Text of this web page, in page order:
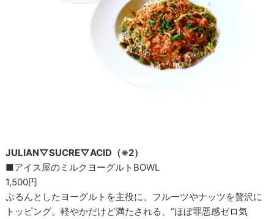
JULIAN▽SUCRE▽ACID（※2）
■アイス屋のミルクヨーグルトBOWL
1,500円
ぷるんとしたヨーグルトを主役に、フルーツやナッツを贅沢に
トッピング。軽やかだけど満たされる、“ほぼ罪悪感ゼロ気